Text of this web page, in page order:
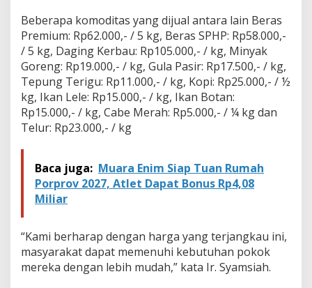
Beberapa komoditas yang dijual antara lain Beras
Premium: Rp62.000,- / 5 kg, Beras SPHP: Rp58.000,-
/ 5 kg, Daging Kerbau: Rp105.000,- / kg, Minyak
Goreng: Rp19.000,- / kg, Gula Pasir: Rp17.500,- / kg,
Tepung Terigu: Rp11.000,- / kg, Kopi: Rp25.000,- / ½
kg, Ikan Lele: Rp15.000,- / kg, Ikan Botan:
Rp15.000,- / kg, Cabe Merah: Rp5.000,- / ¼ kg dan
Telur: Rp23.000,- / kg
Baca juga: Muara Enim Siap Tuan Rumah
Porprov 2027, Atlet Dapat Bonus Rp4,08
Miliar
“Kami berharap dengan harga yang terjangkau ini,
masyarakat dapat memenuhi kebutuhan pokok
mereka dengan lebih mudah,” kata Ir. Syamsiah.